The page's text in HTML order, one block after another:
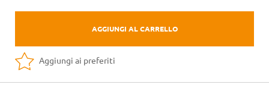
AGGIUNGI AL CARRELLO
Aggiungi ai preferiti